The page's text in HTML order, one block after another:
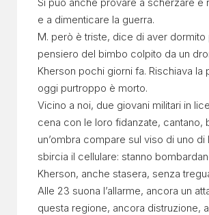
e a dimenticare la guerra.
M. però è triste, dice di aver dormito
pensiero del bimbo colpito da un
Kherson pochi giorni fa. Rischiava la
oggi purtroppo è morto.
Vicino a noi, due giovani militari in
cena con le loro fidanzate, cantano,
un’ombra compare sul viso di uno di
sbircia il cellulare: stanno
Kherson, anche stasera, senza
Alle 23 suona l’allarme, ancora un
questa regione, ancora distruzione,